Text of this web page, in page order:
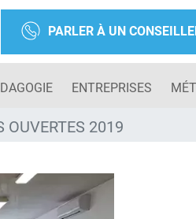
PARLER À UN
ENTREPRISES
OUVERTES 2019